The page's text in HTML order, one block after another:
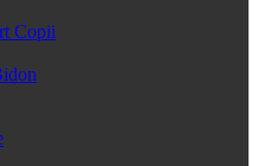
Copii